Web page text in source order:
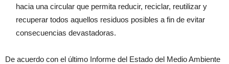
hacia una circular que permita reducir, reciclar, reutilizar y
recuperar todos aquellos residuos posibles a fin de evitar
consecuencias devastadoras.
De acuerdo con el último Informe del Estado del Medio Ambiente